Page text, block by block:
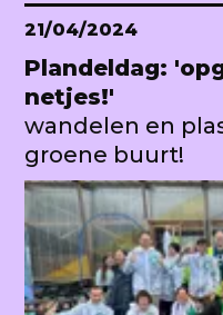
21/04/2024
Plandeldag:
netjes!'
wandelen en
groene buurt!